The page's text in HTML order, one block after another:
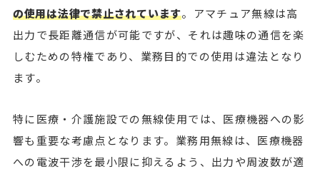
の使用は法律で禁止されています。アマチュア無線は高
出力で長距離通信が可能ですが、それは趣味の通信を楽
しむための特権であり、業務目的での使用は違法となり
ます。
特に医療・介護施設での無線使用では、医療機器への影
響も重要な考慮点となります。業務用無線は、医療機器
への電波干渉を最小限に抑えるよう、出力や周波数が適